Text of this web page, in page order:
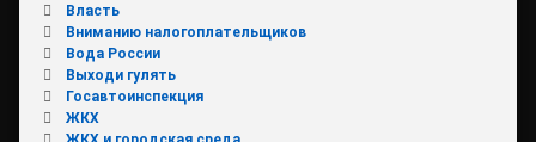
Власть
Вниманию налогоплательщиков
Вода России
Выходи гулять
Госавтоинспекция
ЖКХ